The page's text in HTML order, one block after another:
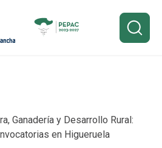
Ganadería y Desarrollo Rural:
en Higueruela